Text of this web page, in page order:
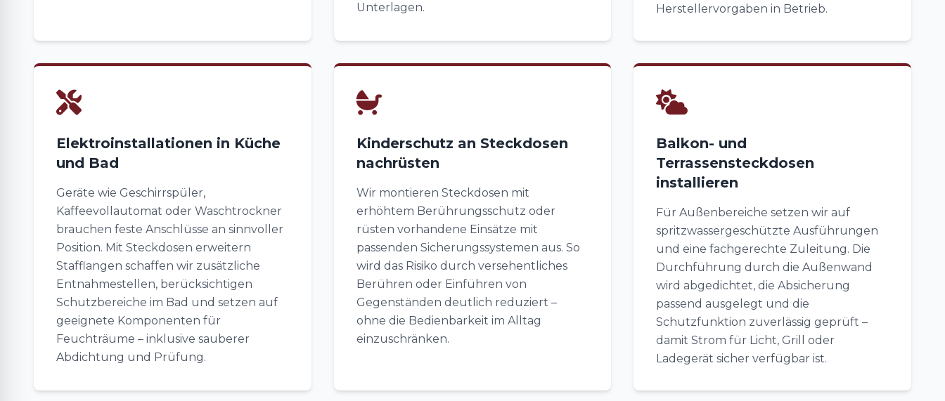
Unterlagen.
Herstellervorgaben in Betrieb.
Elektroinstallationen in Küche
und Bad
Geräte wie Geschirrspüler,
Kaffeevollautomat oder Waschtrockner
brauchen feste Anschlüsse an sinnvoller
Position. Mit Steckdosen erweitern
Stafflangen schaffen wir zusätzliche
Entnahmestellen, berücksichtigen
Schutzbereiche im Bad und setzen auf
geeignete Komponenten für
Feuchträume – inklusive sauberer
Abdichtung und Prüfung.
Kinderschutz an Steckdosen
nachrüsten
Wir montieren Steckdosen mit
erhöhtem Berührungsschutz oder
rüsten vorhandene Einsätze mit
passenden Sicherungssystemen aus. So
wird das Risiko durch versehentliches
Berühren oder Einführen von
Gegenständen deutlich reduziert –
ohne die Bedienbarkeit im Alltag
einzuschränken.
Balkon- und
Terrassensteckdosen
installieren
Für Außenbereiche setzen wir auf
spritzwassergeschützte Ausführungen
und eine fachgerechte Zuleitung. Die
Durchführung durch die Außenwand
wird abgedichtet, die Absicherung
passend ausgelegt und die
Schutzfunktion zuverlässig geprüft –
damit Strom für Licht, Grill oder
Ladegerät sicher verfügbar ist.